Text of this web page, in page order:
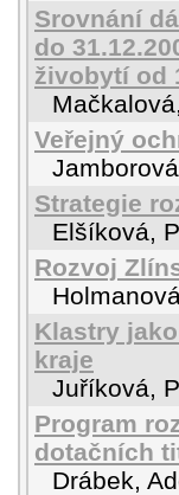
Srovnání
do
živobytí od
Veřejný
Strategie
Elšíková,
Rozvoj
Klastry
kraje
Juříková,
Program
dotačních
Drábek,